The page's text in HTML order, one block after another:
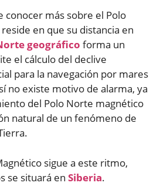
conocer más sobre el Polo
en que su distancia en
geográfico forma un
el cálculo del declive
para la navegación por mares
no existe motivo de alarma, ya
del Polo Norte magnético
natural de un fenómeno de
sigue a este ritmo,
se situará en Siberia.